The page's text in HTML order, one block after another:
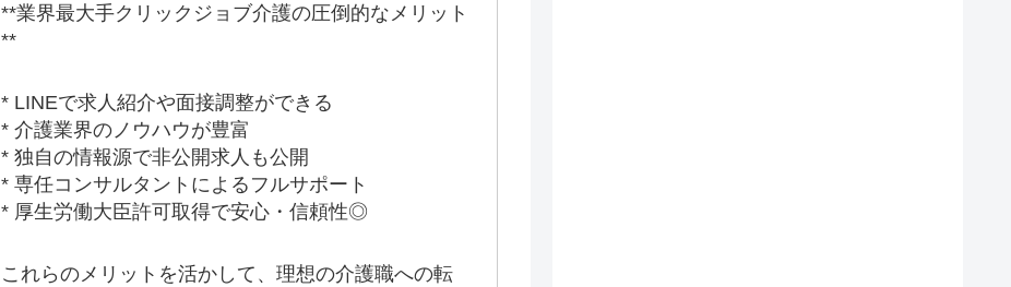
**業界最大手クリックジョブ介護の圧倒的なメリット
**
* LINEで求人紹介や面接調整ができる
* 介護業界のノウハウが豊富
* 独自の情報源で非公開求人も公開
* 専任コンサルタントによるフルサポート
* 厚生労働大臣許可取得で安心・信頼性◎
これらのメリットを活かして、理想の介護職への転